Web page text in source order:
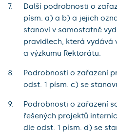
Další podrobnosti o
písm. a) a b) a jejich
stanoví v samostatně
pravidlech, která vydává
a výzkumu Rektorátu.
Podrobnosti o zařazení
odst. 1 písm. c) se
Podrobnosti o zařazení
řešených projektů
dle odst. 1 písm. d) se